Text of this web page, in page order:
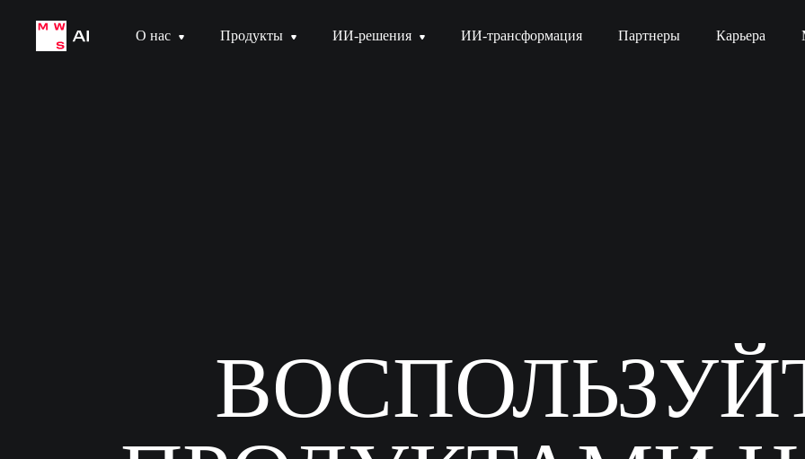
О нас Продукты ИИ-решения ИИ-трансформация Партнеры Карьера
ВОСПОЛЬЗУЙ